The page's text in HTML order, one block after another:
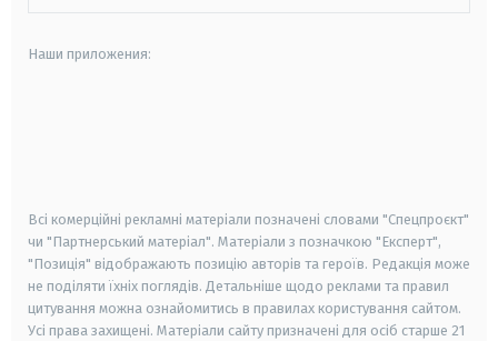
Наши приложения:
Всі комерційні рекламні матеріали позначені словами "Спецпроєкт"
чи "Партнерський матеріал". Матеріали з позначкою "Експерт",
"Позиція" відображають позицію авторів та героїв. Редакція може
не поділяти їхніх поглядів. Детальніше щодо реклами та правил
цитування можна ознайомитись в правилах користування сайтом.
Усі права захищені. Матеріали сайту призначені для осіб старше 21